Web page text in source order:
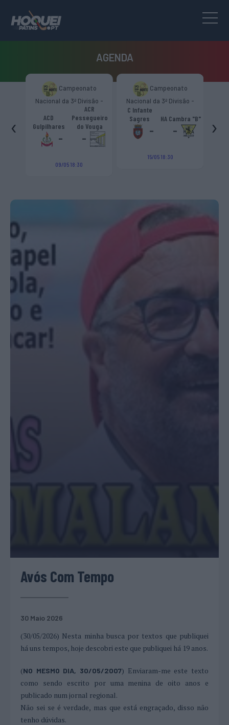
AGENDA
"B"
Campeonato
Nacional da 3ª Divisão -
Zona Norte “B”
ACD
Gulpilhares
-
ACR
Pessegueiro
do Vouga
-
09/05 18:30
Campeonato
Nacional da 3ª Divisão -
Zona Norte “B”
C Infante
Sagres
-
HA Cambra "B"
-
15/05 18:30
‹ ›
Avós Com Tempo
30 Maio 2026
(30/05/2026) Nesta minha busca por textos que publiquei
há uns tempos, hoje descobri este que publiquei há 19 anos.
(NO MESMO DIA, 30/05/2007) Enviaram-me este texto
como sendo escrito por uma menina de oito anos e
publicado num jornal regional.
Não sei se é verdade, mas que está engraçado, disso não
tenho dúvidas.